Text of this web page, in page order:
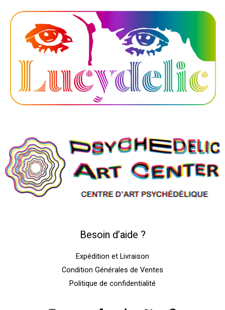
Besoin d’aide ?
Expédition et Livraison
Condition Générales de Ventes
Politique de confidentialité